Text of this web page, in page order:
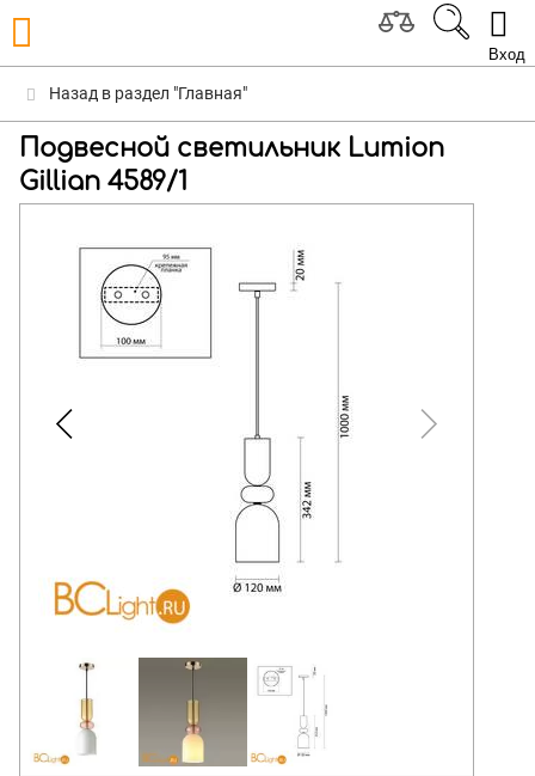
Вход
Назад в раздел "Главная"
Подвесной светильник Lumion
Gillian 4589/1